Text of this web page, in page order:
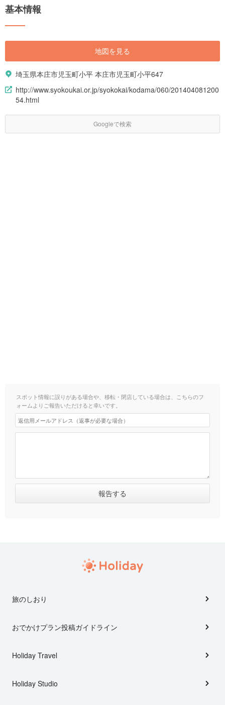
基本情報
地図を見る
埼玉県本庄市児玉町小平 本庄市児玉町小平647
http://www.syokoukai.or.jp/syokokai/kodama/060/201404081200
54.html
Googleで検索
スポット情報に誤りがある場合や、移転・閉店している場合は、こちらのフ
ォームよりご報告いただけると幸いです。
旅のしおり
おでかけプラン投稿ガイドライン
Holiday Travel
Holiday Studio